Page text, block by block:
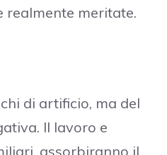
realmente meritate.
di artificio, ma del
Il lavoro e
assorbiranno il